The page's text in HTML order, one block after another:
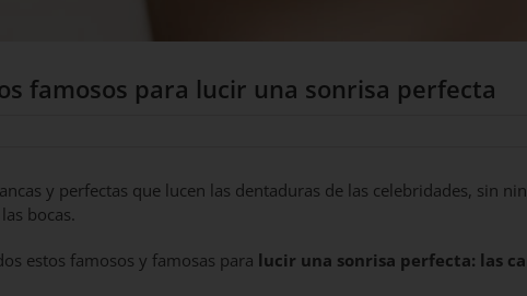
famosos para lucir una sonrisa perfecta
y perfectas que lucen las dentaduras de las celebridades, sin
bocas.
estos famosos y famosas para lucir una sonrisa perfecta: las